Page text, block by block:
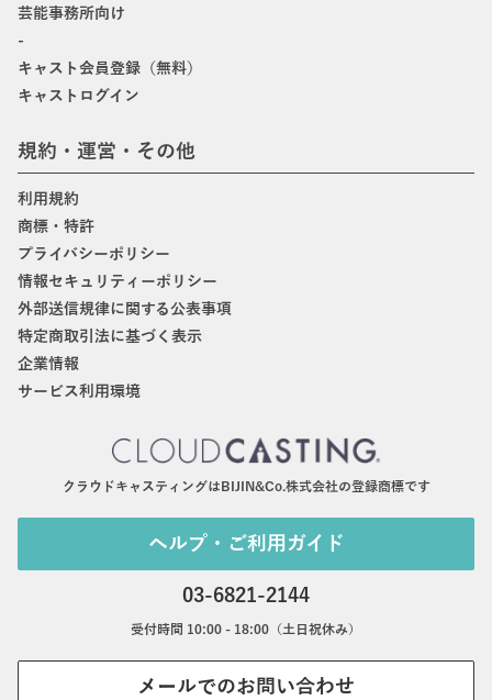
芸能事務所向け
-
キャスト会員登録（無料）
キャストログイン
規約・運営・その他
利用規約
商標・特許
プライバシーポリシー
情報セキュリティーポリシー
外部送信規律に関する公表事項
特定商取引法に基づく表示
企業情報
サービス利用環境
クラウドキャスティングはBIJIN&Co.株式会社の登録商標です
ヘルプ・ご利用ガイド
03-6821-2144
受付時間 10:00 - 18:00（土日祝休み）
メールでのお問い合わせ